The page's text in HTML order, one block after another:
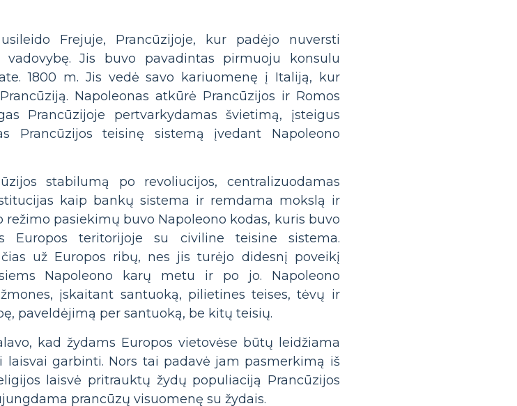
Frejuje, Prancūzijoje, kur padėjo nuversti
vadovybę. Jis buvo pavadintas pirmuoju konsulu
1800 m. Jis vedė savo kariuomenę į Italiją, kur
Napoleonas atkūrė Prancūzijos ir Romos
Prancūzijoje pertvarkydamas švietimą, įsteigus
Prancūzijos teisinę sistemą įvedant Napoleono
stabilumą po revoliucijos, centralizuodamas
kaip bankų sistema ir remdama mokslą ir
režimo pasiekimų buvo Napoleono kodas, kuris buvo
Europos teritorijoje su civiline teisine sistema.
už Europos ribų, nes jis turėjo didesnį poveikį
Napoleono karų metu ir po jo. Napoleono
įskaitant santuoką, pilietines teises, tėvų ir
paveldėjimą per santuoką, be kitų teisių.
kad žydams Europos vietovėse būtų leidžiama
garbinti. Nors tai padavė jam pasmerkimą iš
laisvė pritrauktų žydų populiaciją Prancūzijos
prancūzų visuomenę su žydais.